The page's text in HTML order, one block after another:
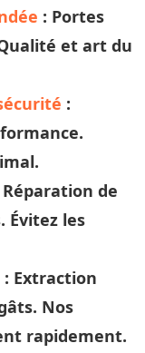
: Portes
et art du
:
Réparation de
Évitez les
: Extraction
Nos
rapidement.